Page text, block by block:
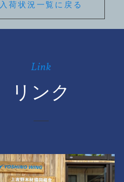
入荷状況一覧に戻る
Link
リンク